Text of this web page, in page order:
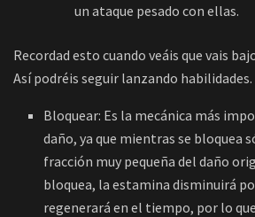
un ataque pesado con ellas.
Recordad esto cuando veáis que vais
Así podréis seguir lanzando habilidades.
Bloquear: Es la mecánica más
daño, ya que mientras se bloquea
fracción muy pequeña del daño
bloquea, la estamina disminuirá
regenerará en el tiempo, por lo